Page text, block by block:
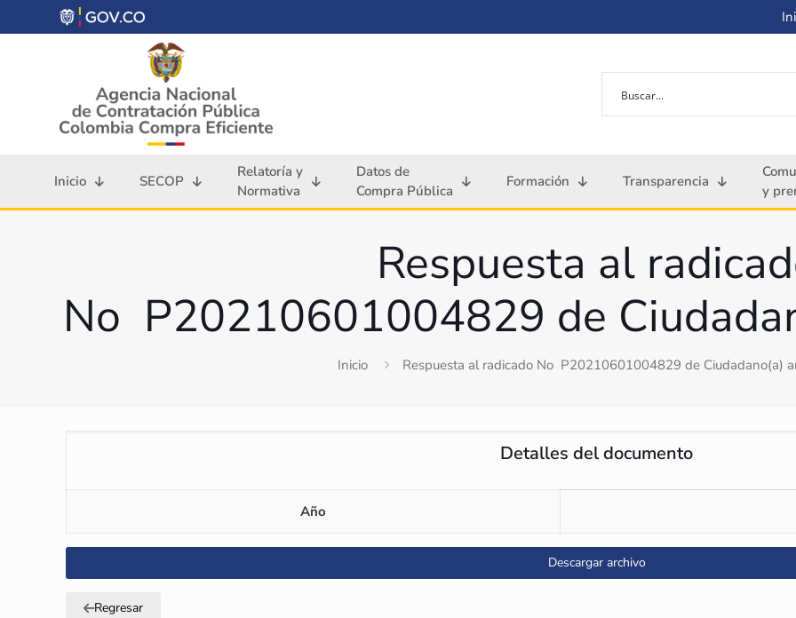
Inicio SECOP
Relatoría y
Normativa
Datos de
Compra Pública
Formación Transparencia
y
Respuesta al
No P20210601004829 de
Inicio Respuesta al radicado No P20210601004829 de Ciudadano(a)
Detalles del documento
Año
Descargar archivo
Regresar